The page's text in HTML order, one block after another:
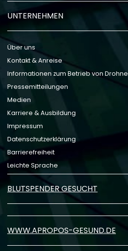
UNTERNEHMEN
Über uns
Kontakt & Anreise
Informationen zum Betrieb von
Pressemitteilungen
Medien
Karriere & Ausbildung
Impressum
Datenschutzerklärung
Barrierefreiheit
Leichte Sprache
BLUTSPENDER GESUCHT
WWW.APROPOS-GESUND.DE